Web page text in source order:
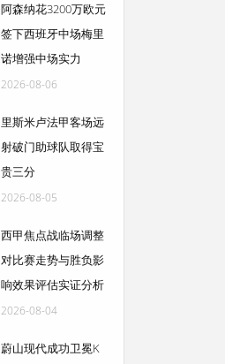
阿森纳花3200万欧元
签下西班牙中场梅里
诺增强中场实力
2026-08-06
里斯米卢法甲客场远
射破门助球队取得宝
贵三分
2026-08-05
西甲焦点战临场调整
对比赛走势与胜负影
响效果评估实证分析
2026-08-04
蔚山现代成功卫冕K